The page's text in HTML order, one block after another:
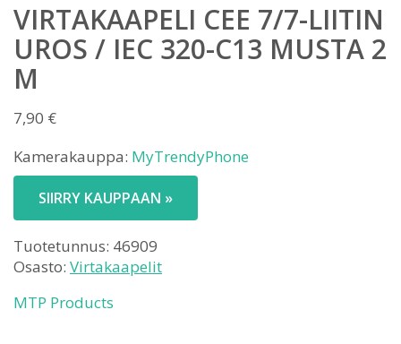
VIRTAKAAPELI CEE 7/7-LIITIN
UROS / IEC 320-C13 MUSTA 2
M
7,90 €
Kamerakauppa: MyTrendyPhone
SIIRRY KAUPPAAN »
Tuotetunnus: 46909
Osasto: Virtakaapelit
MTP Products